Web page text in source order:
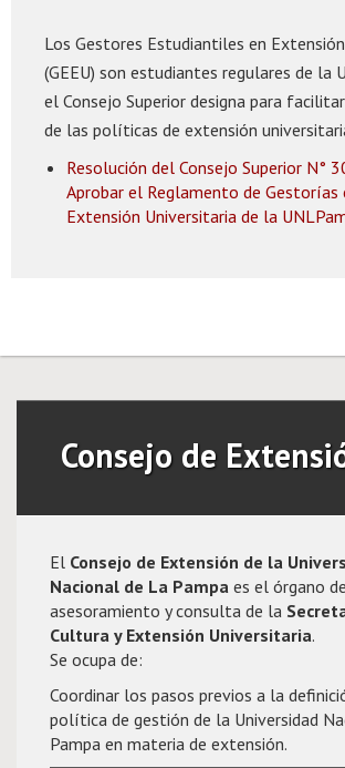
Los Gestores Estudiantiles en
(GEEU) son estudiantes regulares de la
el Consejo Superior designa para
de las políticas de extensión
Resolución del Consejo Superior N°
Aprobar el Reglamento de Gestorías
Extensión Universitaria de la
Consejo de
El Consejo de Extensión de la
Nacional de La Pampa es el órgano de
asesoramiento y consulta de la
Cultura y Extensión Universitaria.
Se ocupa de:
Coordinar los pasos previos a la
política de gestión de la Universidad
Pampa en materia de extensión.